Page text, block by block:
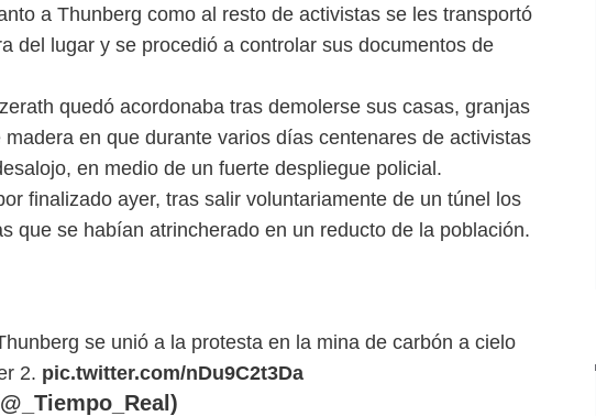
a Thunberg como al resto de activistas se les transportó
del lugar y se procedió a controlar sus documentos de
quedó acordonaba tras demolerse sus casas, granjas
en que durante varios días centenares de activistas
en medio de un fuerte despliegue policial.
finalizado ayer, tras salir voluntariamente de un túnel los
que se habían atrincherado en un reducto de la población.
se unió a la protesta en la mina de carbón a cielo
2. pic.twitter.com/nDu9C2t3Da